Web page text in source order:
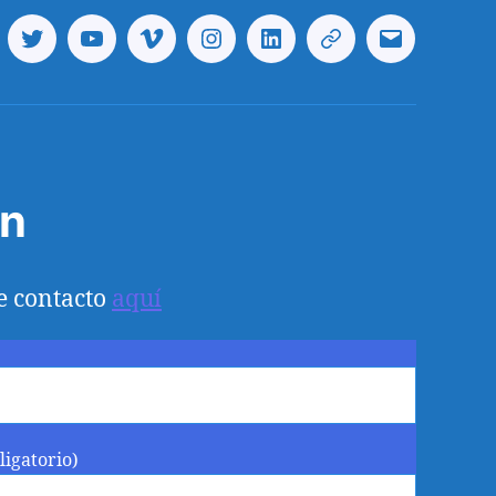
TwitterYoutubeVimeoInstagramLinkedinTelegramCorreo
contacto aquí